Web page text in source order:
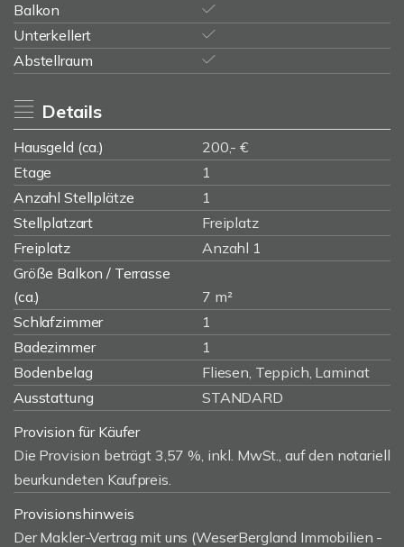
Balkon
Unterkellert
Abstellraum
Details
Hausgeld (ca.)
200,- €
Etage
1
Anzahl Stellplätze
1
Stellplatzart
Freiplatz
Freiplatz
Anzahl 1
Größe Balkon / Terrasse
(ca.)
7 m²
Schlafzimmer
1
Badezimmer
1
Bodenbelag
Fliesen, Teppich, Laminat
Ausstattung
STANDARD
Provision für Käufer
Die Provision beträgt 3,57 %, inkl. MwSt., auf den notariell
beurkundeten Kaufpreis.
Provisionshinweis
Der Makler-Vertrag mit uns (WeserBergland Immobilien -